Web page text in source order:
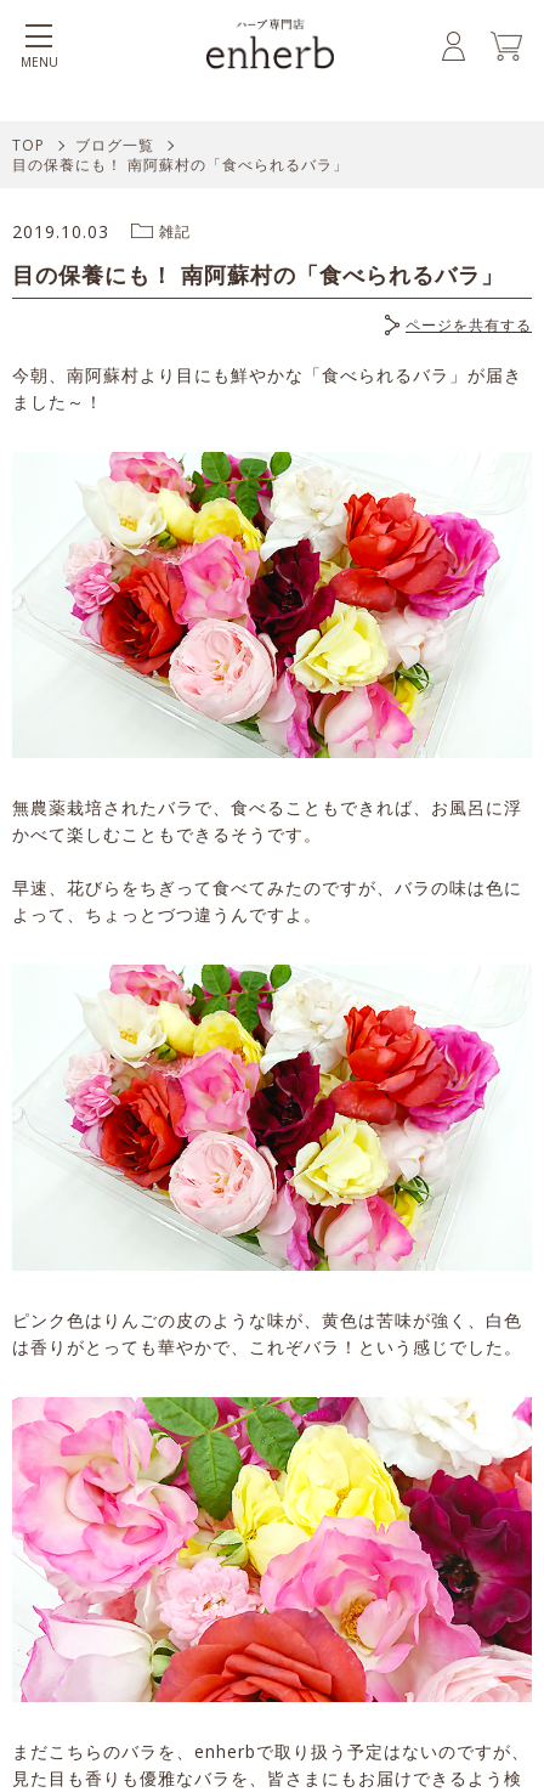
MENU
TOP
ブログ一覧
目の保養にも！ 南阿蘇村の「食べられるバラ」
2019.10.03 雑記
目の保養にも！ 南阿蘇村の「食べられるバラ」
ページを共有する
今朝、南阿蘇村より目にも鮮やかな「食べられるバラ」が届き
ました～！
無農薬栽培されたバラで、食べることもできれば、お風呂に浮
かべて楽しむこともできるそうです。
早速、花びらをちぎって食べてみたのですが、バラの味は色に
よって、ちょっとづつ違うんですよ。
ピンク色はりんごの皮のような味が、黄色は苦味が強く、白色
は香りがとっても華やかで、これぞバラ！という感じでした。
まだこちらのバラを、enherbで取り扱う予定はないのですが、
見た目も香りも優雅なバラを、皆さまにもお届けできるよう検